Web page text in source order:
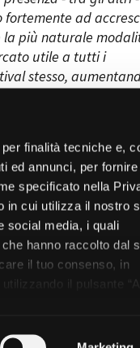
finalità tecniche e,
ed annunci, per fornire
specificato nella
in cui utilizza il nostro
social media, i quali
hanno raccolto dal
il tuo consenso, in
il pulsante
ad
la più naturale
utile a tutti i
stesso,
- Italy
Cookie policy